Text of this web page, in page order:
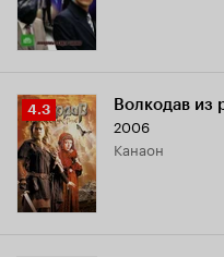
Рейтинг
Кинопоиска
4.3
4.3 Волкодав
2006
Канаон